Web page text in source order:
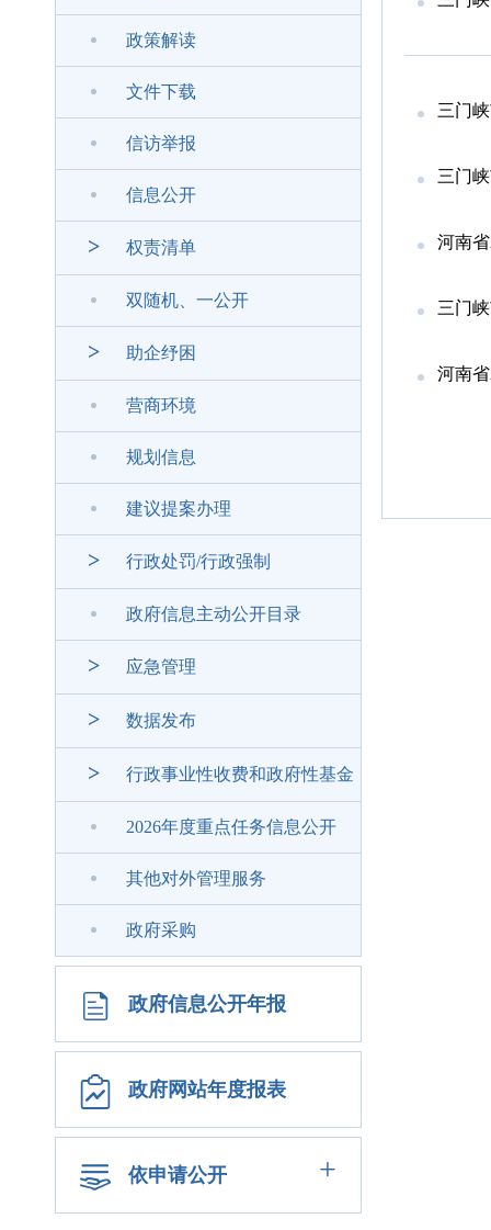
政策解读
文件下载
信访举报
信息公开
> 权责清单
双随机、一公开
> 助企纾困
营商环境
规划信息
建议提案办理
> 行政处罚/行政强制
政府信息主动公开目录
> 应急管理
> 数据发布
> 行政事业性收费和政府性基金
2026年度重点任务信息公开
其他对外管理服务
政府采购
政府信息公开年报
政府网站年度报表
依申请公开 +
三门
三门
河南
三门
河南省